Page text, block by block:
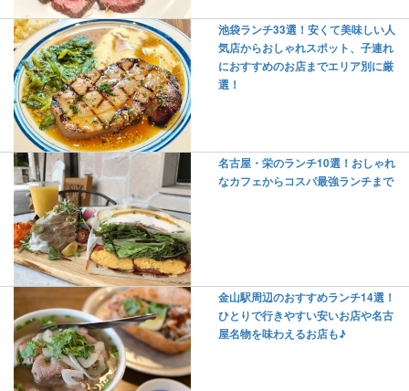
池袋ランチ33選！安くて美味しい人
気店からおしゃれスポット、子連れ
におすすめのお店までエリア別に厳
選！
名古屋・栄のランチ10選！おしゃれ
なカフェからコスパ最強ランチまで
金山駅周辺のおすすめランチ14選！
ひとりで行きやすい安いお店や名古
屋名物を味わえるお店も♪